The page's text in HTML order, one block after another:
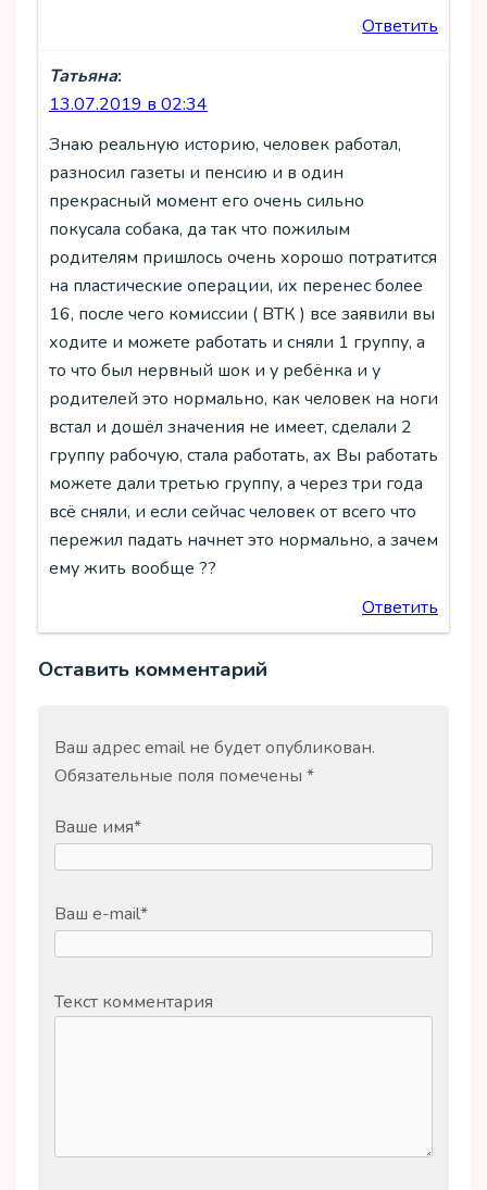
Ответить
Татьяна:
13.07.2019 в 02:34
Знаю реальную историю, человек работал,
разносил газеты и пенсию и в один
прекрасный момент его очень сильно
покусала собака, да так что пожилым
родителям пришлось очень хорошо потратится
на пластические операции, их перенес более
16, после чего комиссии ( ВТК ) все заявили вы
ходите и можете работать и сняли 1 группу, а
то что был нервный шок и у ребёнка и у
родителей это нормально, как человек на ноги
встал и дошёл значения не имеет, сделали 2
группу рабочую, стала работать, ах Вы работать
можете дали третью группу, а через три года
всё сняли, и если сейчас человек от всего что
пережил падать начнет это нормально, а зачем
ему жить вообще ??
Ответить
Оставить комментарий
Ваш адрес email не будет опубликован.
Обязательные поля помечены *
Ваше имя*
Ваш e-mail*
Текст комментария